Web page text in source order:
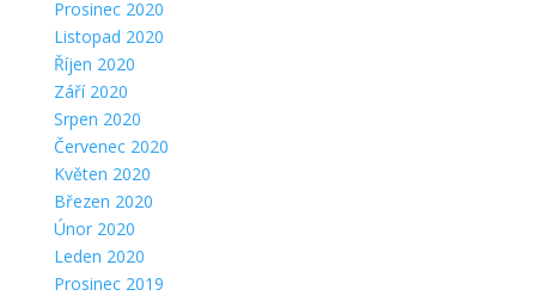
Prosinec 2020
Listopad 2020
Říjen 2020
Září 2020
Srpen 2020
Červenec 2020
Květen 2020
Březen 2020
Únor 2020
Leden 2020
Prosinec 2019